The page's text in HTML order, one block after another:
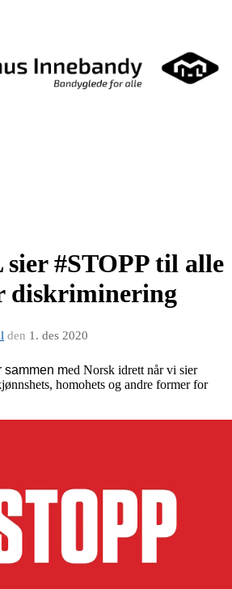
#STOPP til alle
diskriminering
den 1. des 2020
sammen med Norsk idrett når vi sier
homohets og andre former for